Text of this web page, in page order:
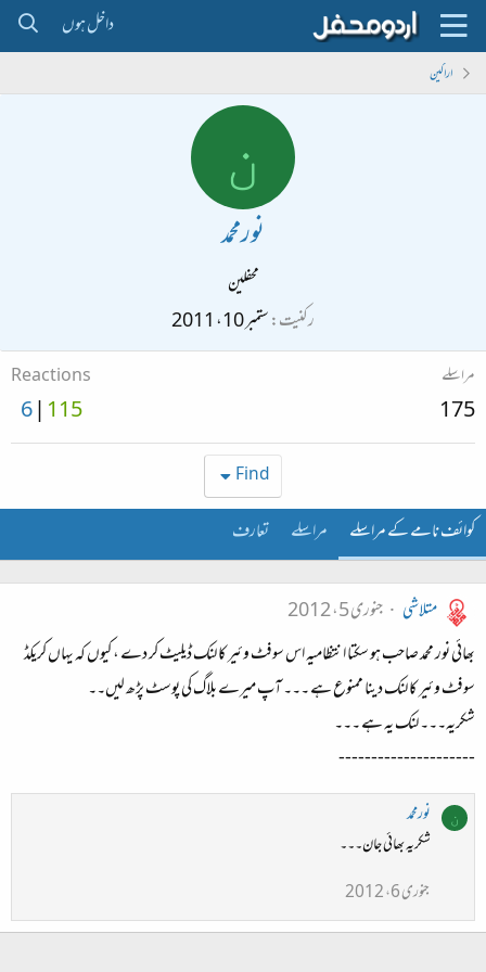
داخل ہوں
اراکین
ن
نورمحمد
محفلین
رکنیت ستمبر 10، 2011
مراسلے
175
Reactions
115
6
Find
کوائف نامے کے مراسلے مراسلے تعارف
متلاشی
جنوری 5، 2012
بھائی نور محمد صاحب ہو سکتا انتظامیہ اس سوفٹ وئیر کا لنک ڈیلیٹ کر دے ، کیوں کہ یہاں کریکڈ
سوفٹ وئیر کا لنک دینا ممنوع ہے ۔۔۔ آپ میرے بلاگ کی پوسٹ پڑھ لیں۔۔
شکریہ۔۔۔ لنک یہ ہے ۔۔۔
---------------------
ن
نورمحمد
شکریہ بھائی جان۔۔۔
جنوری 6، 2012